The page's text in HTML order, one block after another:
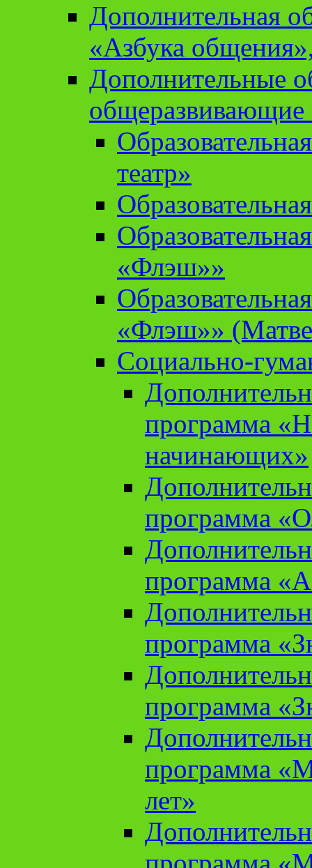
Дополнительная
«Азбука
Дополнительные
театр»
«Флэш»»
«Флэш»»
Социально-
программа
начинающих»
программа
программа
программа
программа
программа
лет»